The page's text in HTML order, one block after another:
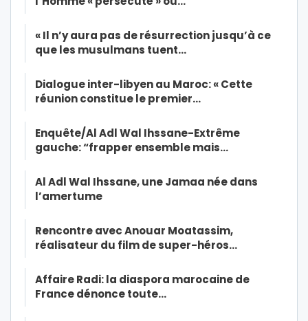
« Il n’y aura pas de résurrection jusqu’à ce
que les musulmans tuent…
Dialogue inter-libyen au Maroc: « Cette
réunion constitue le premier…
Enquête/Al Adl Wal Ihssane-Extrême
gauche: “frapper ensemble mais…
Al Adl Wal Ihssane, une Jamaa née dans
l’amertume
Rencontre avec Anouar Moatassim,
réalisateur du film de super-héros…
Affaire Radi: la diaspora marocaine de
France dénonce toute…